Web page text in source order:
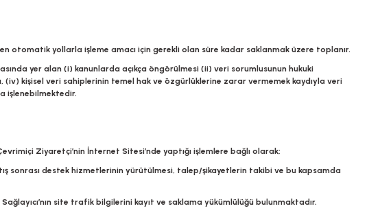
otomatik yollarla işleme amacı için gerekli olan süre kadar saklanmak üzere toplanır.
yer alan (i) kanunlarda açıkça öngörülmesi (ii) veri sorumlusunun hukuki
(iv) kişisel veri sahiplerinin temel hak ve özgürlüklerine zarar vermemek kaydıyla veri
işlenebilmektedir.
Ziyaretçi’nin İnternet Sitesi’nde yaptığı işlemlere bağlı olarak;
sonrası destek hizmetlerinin yürütülmesi, talep/şikayetlerin takibi ve bu kapsamda
site trafik bilgilerini kayıt ve saklama yükümlülüğü bulunmaktadır.